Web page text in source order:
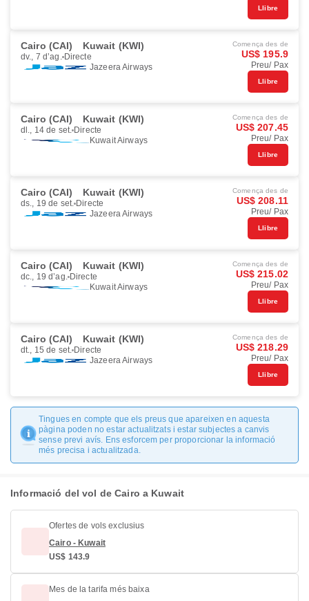
Llibre
Cairo (CAI) Kuwait (KWI)
dv., 7 d’ag. Directe
Jazeera Airways
Comença des de
US$ 195.9
Preu/ Pax
Llibre
Cairo (CAI) Kuwait (KWI)
dl., 14 de set. Directe
Kuwait Airways
Comença des de
US$ 207.45
Preu/ Pax
Llibre
Cairo (CAI) Kuwait (KWI)
ds., 19 de set. Directe
Jazeera Airways
Comença des de
US$ 208.11
Preu/ Pax
Llibre
Cairo (CAI) Kuwait (KWI)
dc., 19 d’ag. Directe
Kuwait Airways
Comença des de
US$ 215.02
Preu/ Pax
Llibre
Cairo (CAI) Kuwait (KWI)
dt., 15 de set. Directe
Jazeera Airways
Comença des de
US$ 218.29
Preu/ Pax
Llibre
Tingues en compte que els preus que apareixen en aquesta
pàgina poden no estar actualitzats i estar subjectes a canvis
sense previ avís. Ens esforcem per proporcionar la informació
més precisa i actualitzada.
Informació del vol de Cairo a Kuwait
Ofertes de vols exclusius
Cairo - Kuwait
US$ 143.9
Mes de la tarifa més baixa